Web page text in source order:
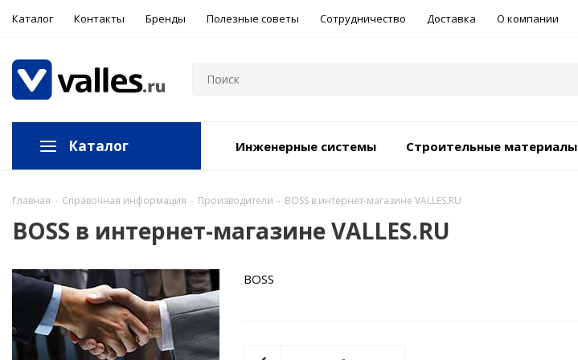
Каталог Контакты Бренды Полезные советы Сотрудничество Доставка О компании
Каталог Инженерные системы Строительные материалы
Главная - Справочная информация - Производители - BOSS в интернет-магазине VALLES.RU
BOSS в интернет-магазине VALLES.RU
BOSS